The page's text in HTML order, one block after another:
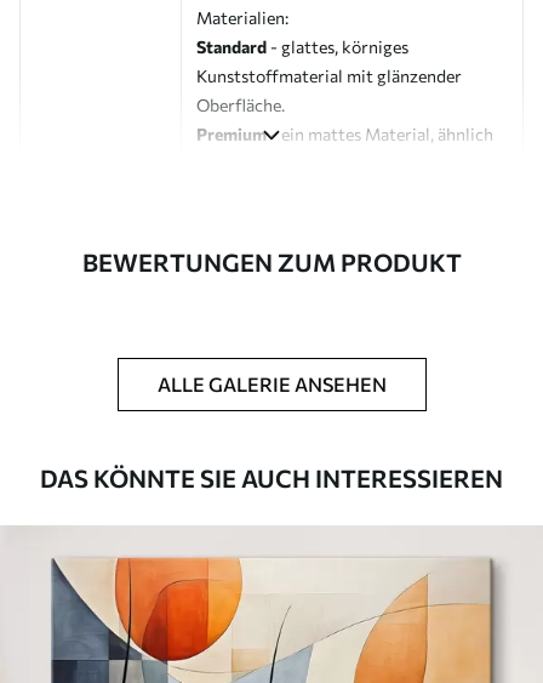
Materialien:
Standard - glattes, körniges
Kunststoffmaterial mit glänzender
Oberfläche.
Premium- ein mattes Material, ähnlich
UWALLS
Sie können eine Lackschicht hinzufügen.
Kunststoffgewebe
Von23.00€
Lebendige, satte Farben
Lichtecht
✓Sichere, geruchlose Tinten
BEWERTUNGEN ZUM PRODUKT
ALLE GALERIE ANSEHEN
DAS KÖNNTE SIE AUCH INTERESSIEREN